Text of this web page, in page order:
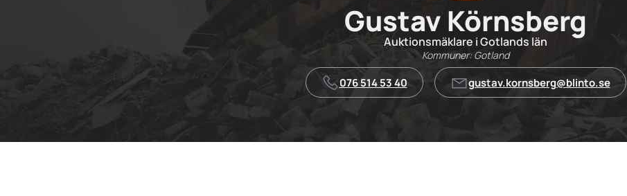
Gustav Körnsberg
Auktionsmäklare i Gotlands län
Kommuner: Gotland
076 514 53 40 gustav.kornsberg@blinto.se